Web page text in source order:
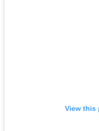
View this